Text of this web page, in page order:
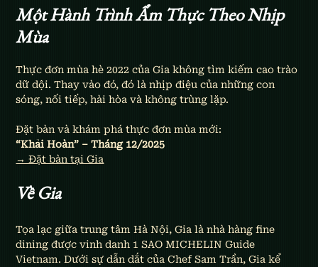
Một Hành Trình Ẩm Thực Theo Nhịp
Mùa
Thực đơn mùa hè 2022 của Gia không tìm kiếm cao trào
dữ dội. Thay vào đó, đó là nhịp điệu của những con
sóng, nối tiếp, hài hòa và không trùng lặp.
Đặt bàn và khám phá thực đơn mùa mới:
“Khải Hoàn” – Tháng 12/2025
→ Đặt bàn tại Gia
Về Gia
Tọa lạc giữa trung tâm Hà Nội, Gia là nhà hàng fine
dining được vinh danh 1 SAO MICHELIN Guide
Vietnam. Dưới sự dẫn dắt của Chef Sam Trần, Gia kể